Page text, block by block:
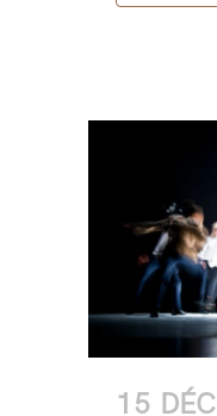
15 DÉC